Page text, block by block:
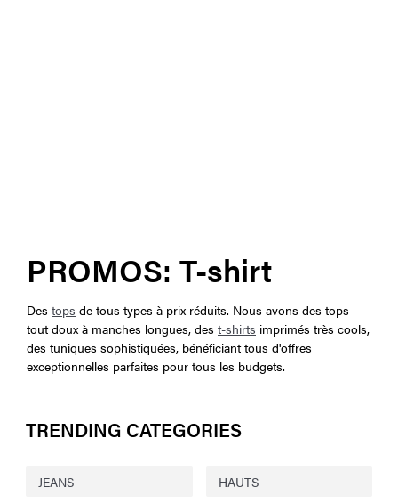
PROMOS: T-shirt
Des tops de tous types à prix réduits. Nous avons des tops
tout doux à manches longues, des t-shirts imprimés très cools,
des tuniques sophistiquées, bénéficiant tous d'offres
exceptionnelles parfaites pour tous les budgets.
TRENDING CATEGORIES
JEANS HAUTS